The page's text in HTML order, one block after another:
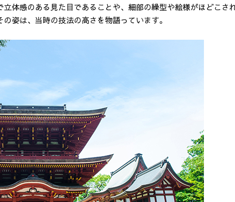
体感のある見た目であることや、細部の繰型や絵様がほどこさ
姿は、当時の技法の高さを物語っています。